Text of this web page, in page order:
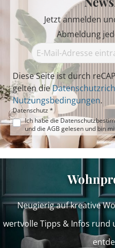
Jetzt anmelden
Abmeldung
Diese Seite ist durch
gelten die
Nutzungsbedingungen.
Datenschutz *
Ich habe die
und die AGB gelesen und bin
Neugierig auf kreative
wertvolle Tipps & Infos rund